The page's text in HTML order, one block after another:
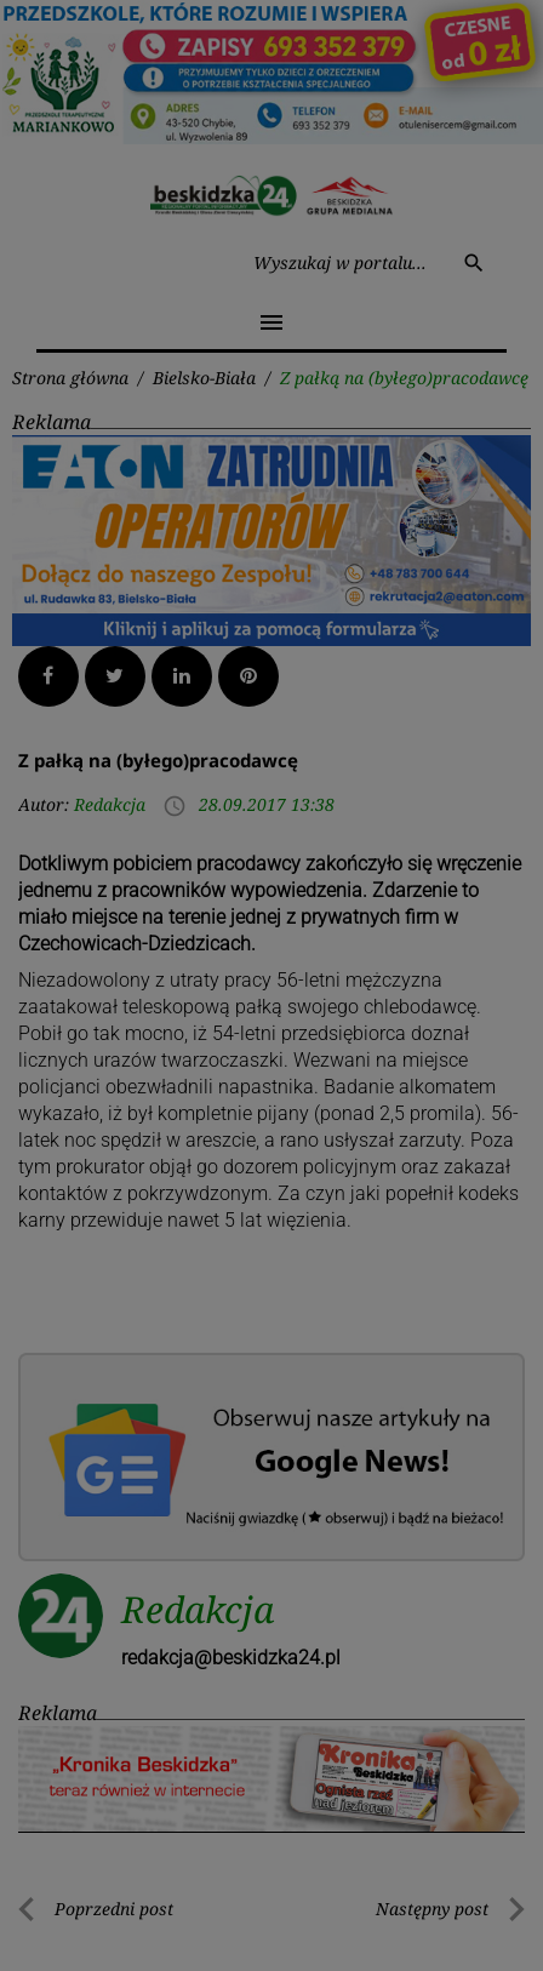
Przejdź
do
treści
search
menu
Strona główna / Bielsko-Biała / Z pałką na (byłego)pracodawcę
Reklama
Facebook Twitter LinkedInPinterest
Z pałką na (byłego)pracodawcę
Autor: Redakcja access_time 28.09.2017 13:38
Dotkliwym pobiciem pracodawcy zakończyło się wręczenie
jednemu z pracowników wypowiedzenia. Zdarzenie to
miało miejsce na terenie jednej z prywatnych firm w
Czechowicach-Dziedzicach.
Niezadowolony z utraty pracy 56-letni mężczyzna
zaatakował teleskopową pałką swojego chlebodawcę.
Pobił go tak mocno, iż 54-letni przedsiębiorca doznał
licznych urazów twarzoczaszki. Wezwani na miejsce
policjanci obezwładnili napastnika. Badanie alkomatem
wykazało, iż był kompletnie pijany (ponad 2,5 promila). 56-
latek noc spędził w areszcie, a rano usłyszał zarzuty. Poza
tym prokurator objął go dozorem policyjnym oraz zakazał
kontaktów z pokrzywdzonym. Za czyn jaki popełnił kodeks
karny przewiduje nawet 5 lat więzienia.
Redakcja
redakcja@beskidzka24.pl
Reklama
Nawigacja
Poprzedni post Następny post